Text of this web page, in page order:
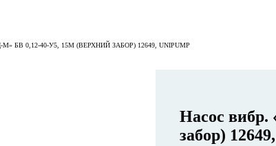
БВ 0,12-40-У5, 15М (ВЕРХНИЙ ЗАБОР) 12649, UNIPUMP
Насос вибр.
забор)